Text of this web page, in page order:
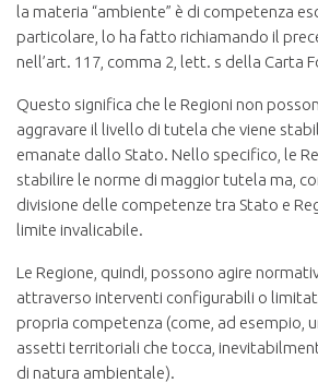
la materia “ambiente” è di competenza
particolare, lo ha fatto richiamando il
nell’art. 117, comma 2, lett. s della Carta
Questo significa che le Regioni non
aggravare il livello di tutela che viene
emanate dallo Stato. Nello specifico, le
stabilire le norme di maggior tutela ma,
divisione delle competenze tra Stato e
limite invalicabile.
Le Regione, quindi, possono agire
attraverso interventi configurabili o
propria competenza (come, ad esempio,
assetti territoriali che tocca,
di natura ambientale).